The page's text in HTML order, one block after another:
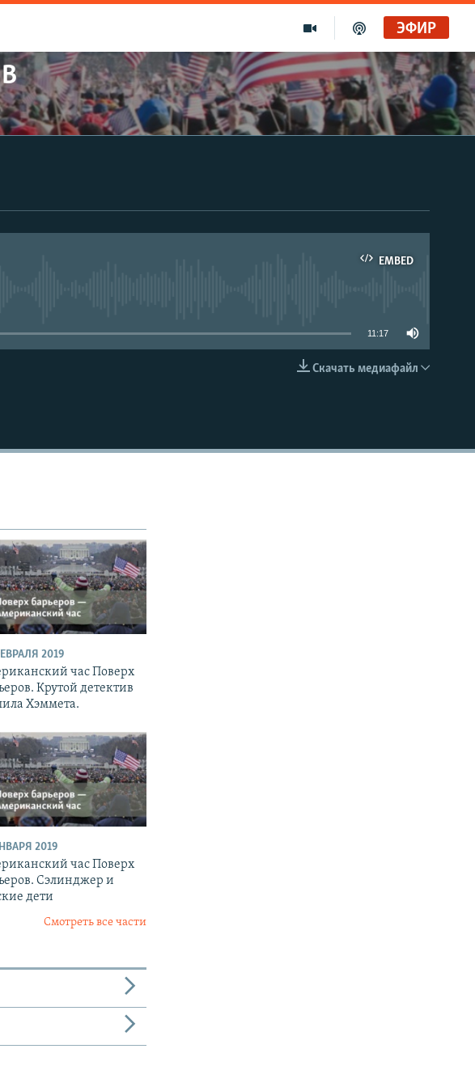
ЭФИР
EMBED
EMBED
11:17
Скачать медиафайл
2019
час Поверх
Крутой детектив
Хэммета.
2019
час Поверх
Сэлинджер и
дети
Смотреть все части